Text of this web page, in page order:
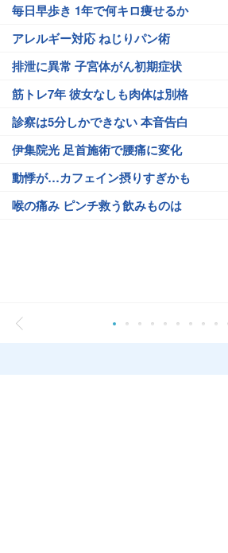
毎日早歩き 1年で何キロ痩せるか
アレルギー対応 ねじりパン術
排泄に異常 子宮体がん初期症状
筋トレ7年 彼女なしも肉体は別格
診察は5分しかできない 本音告白
伊集院光 足首施術で腰痛に変化
動悸が…カフェイン摂りすぎかも
喉の痛み ピンチ救う飲みものは